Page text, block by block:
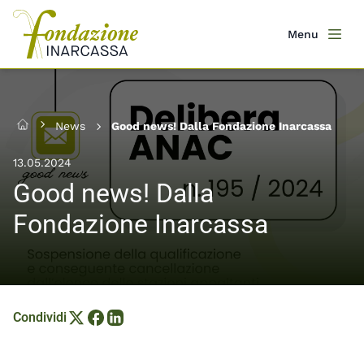
Salta
contenuto
principale
Menu
Home News Good news! Dalla Fondazione Inarcassa
13.05.2024
Good news! Dalla
Fondazione Inarcassa
Condividi
Condividi su X
Condividi su Facebook
Condividi su LinkedIn